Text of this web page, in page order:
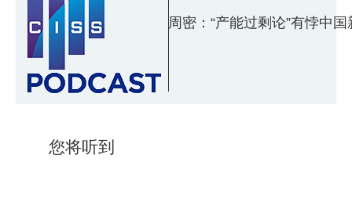
周密：“产能过剩论”有悖中
您将听到